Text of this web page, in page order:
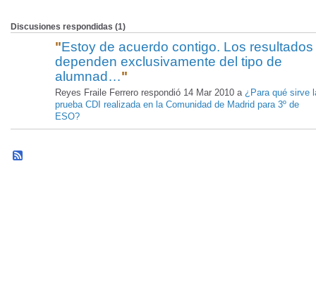
Discusiones respondidas (1)
"Estoy de acuerdo contigo. Los resultados
dependen exclusivamente del tipo de
alumnad…"
Reyes Fraile Ferrero respondió 14 Mar 2010 a ¿Para qué sirve
prueba CDI realizada en la Comunidad de Madrid para 3º de
ESO?